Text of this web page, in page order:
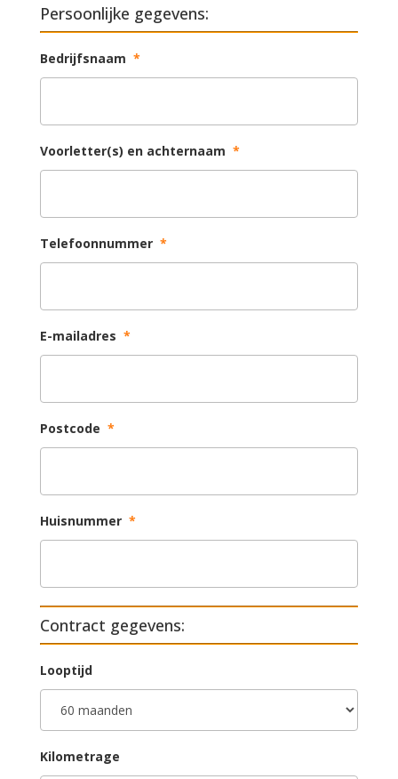
Persoonlijke gegevens:
Bedrijfsnaam *
Voorletter(s) en achternaam *
Telefoonnummer *
E-mailadres *
Postcode *
Huisnummer *
Contract gegevens:
Looptijd
Kilometrage